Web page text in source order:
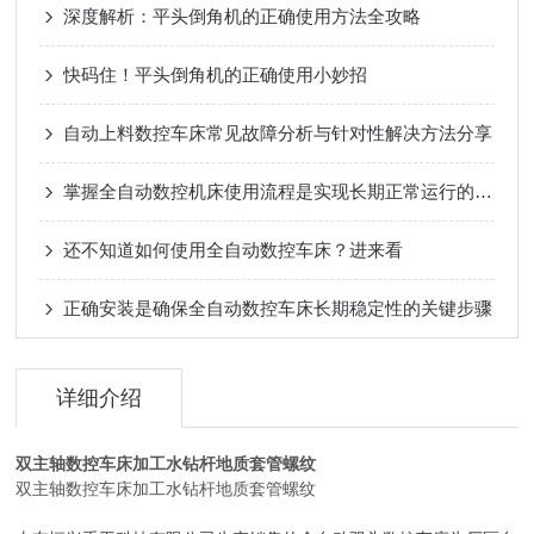
深度解析：平头倒角机的正确使用方法全攻略
快码住！平头倒角机的正确使用小妙招
自动上料数控车床常见故障分析与针对性解决方法分享
掌握全自动数控机床使用流程是实现长期正常运行的根本保障
还不知道如何使用全自动数控车床？进来看
正确安装是确保全自动数控车床长期稳定性的关键步骤
详细介绍
双主轴数控车床加工水钻杆地质套管螺纹
双主轴数控车床加工水钻杆地质套管螺纹